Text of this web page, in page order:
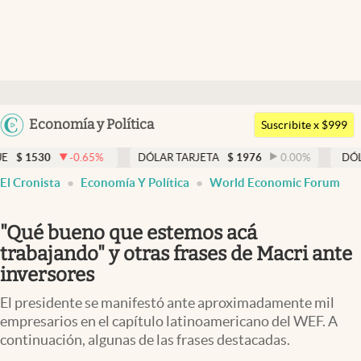
Argentina
Uruguay
Economía y Política
Members
Economía y Política
Finanzas y Mercados
Negocios
Columnistas
Otras secciones
Apertura
Suscribite x $999
0.65 % DÓLAR TARJETA $ 1976 0.00% DÓLAR MEP $
El Cronista Economía Y Política World Economic Forum
"Qué bueno que estemos acá
trabajando" y otras frases de Macri ante
inversores
El presidente se manifestó ante aproximadamente mil
empresarios en el capítulo latinoamericano del WEF. A
continuación, algunas de las frases destacadas.